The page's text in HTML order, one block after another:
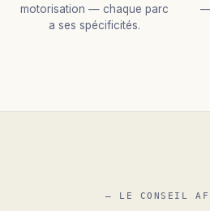
motorisation — chaque parc
a ses spécificités.
—
— LE CONSEIL